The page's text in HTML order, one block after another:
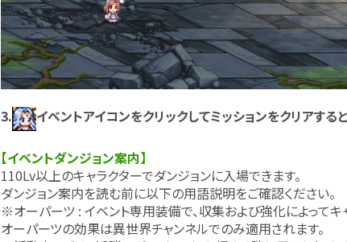
3. イベントアイコンをクリックしてミッションをクリアする
【イベントダンジョン案内】
110Lv以上のキャラクターでダンジョンに入場できます。
ダンジョン案内を読む前に以下の用語説明をご確認ください。
※オーパーツ : イベント専用装備で、収集および強化によってキ
オーパーツの効果は異世界チャンネルでのみ適用されます。